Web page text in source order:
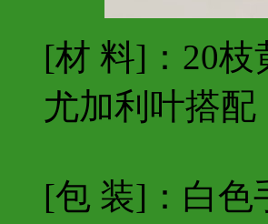
[材 料]：20
尤加利叶搭配
[包 装]：白色